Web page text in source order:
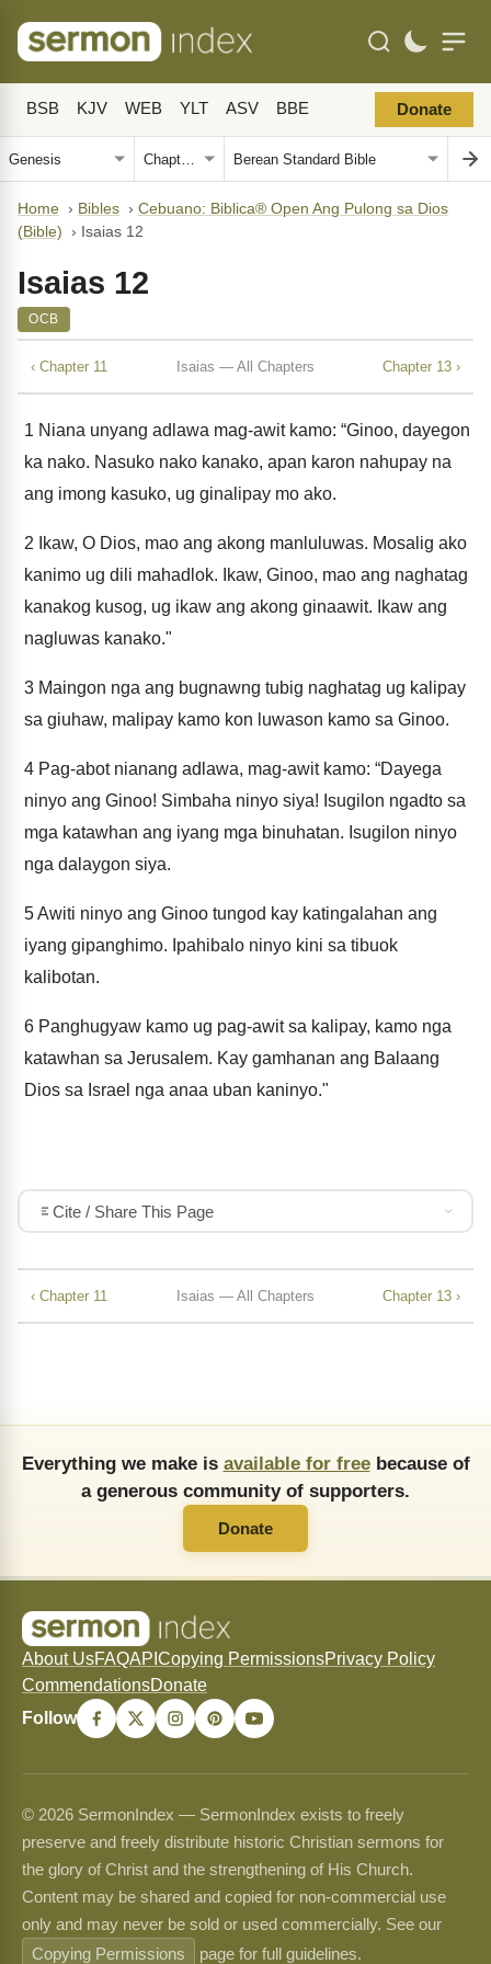
BSB KJV WEB YLT ASV BBE Donate
Home › Bibles › Cebuano: Biblica® Open Ang Pulong sa Dios
(Bible) › Isaias 12
Isaias 12
OCB
‹ Chapter 11 Isaias — All Chapters Chapter 13 ›
1 Niana unyang adlawa mag-awit kamo: “Ginoo, dayegon
ka nako. Nasuko nako kanako, apan karon nahupay na
ang imong kasuko, ug ginalipay mo ako.
2 Ikaw, O Dios, mao ang akong manluluwas. Mosalig ako
kanimo ug dili mahadlok. Ikaw, Ginoo, mao ang naghatag
kanakog kusog, ug ikaw ang akong ginaawit. Ikaw ang
nagluwas kanako."
3 Maingon nga ang bugnawng tubig naghatag ug kalipay
sa giuhaw, malipay kamo kon luwason kamo sa Ginoo.
4 Pag-abot nianang adlawa, mag-awit kamo: “Dayega
ninyo ang Ginoo! Simbaha ninyo siya! Isugilon ngadto sa
mga katawhan ang iyang mga binuhatan. Isugilon ninyo
nga dalaygon siya.
5Awiti ninyo ang Ginoo tungod kay katingalahan ang
iyang gipanghimo. Ipahibalo ninyo kini sa tibuok
kalibotan.
6 Panghugyaw kamo ug pag-awit sa kalipay, kamo nga
katawhan sa Jerusalem. Kay gamhanan ang Balaang
Dios sa Israel nga anaa uban kaninyo."
Cite / Share This Page
‹ Chapter 11 Isaias — All Chapters Chapter 13 ›
Everything we make is available for freebecause of
a generous community of supporters.
Donate
About UsFAQAPI Copying PermissionsPrivacy Policy
CommendationsDonate
Follow
© 2026 SermonIndex — SermonIndex exists to freely
preserve and freely distribute historic Christian sermons for
the glory of Christ and the strengthening of His Church.
Content may be shared and copied for non-commercial use
only and may never be sold or used commercially. See our
Copying Permissions
page for full guidelines.